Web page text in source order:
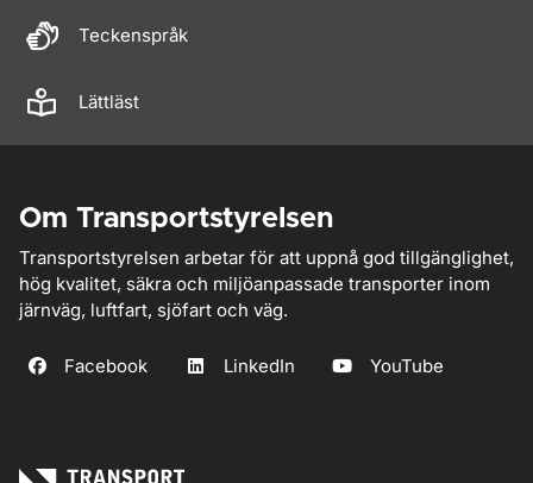
Teckenspråk
Lättläst
Om Transportstyrelsen
Transportstyrelsen arbetar för att uppnå god tillgänglighet,
hög kvalitet, säkra och miljöanpassade transporter inom
järnväg, luftfart, sjöfart och väg.
Facebook LinkedIn YouTube